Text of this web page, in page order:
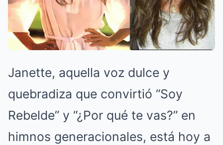
Janette, aquella voz dulce y
quebradiza que convirtió “Soy
Rebelde” y “¿Por qué te vas?” en
himnos generacionales, está hoy a